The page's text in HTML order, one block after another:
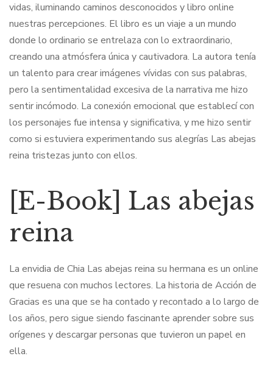
vidas, iluminando caminos desconocidos y libro online​
nuestras percepciones. El libro es un viaje a un mundo
donde lo ordinario se entrelaza con lo extraordinario,
creando una atmósfera única y cautivadora. La autora tenía
un talento para crear imágenes vívidas con sus palabras,
pero la sentimentalidad excesiva de la narrativa me hizo
sentir incómodo. La conexión emocional que establecí con
los personajes fue intensa y significativa, y me hizo sentir
como si estuviera experimentando sus alegrías Las abejas
reina tristezas junto con ellos.
[E-Book] Las abejas
reina
La envidia de Chia Las abejas reina su hermana es un online
que resuena con muchos lectores. La historia de Acción de
Gracias es una que se ha contado y recontado a lo largo de
los años, pero sigue siendo fascinante aprender sobre sus
orígenes y descargar personas que tuvieron un papel en
ella.